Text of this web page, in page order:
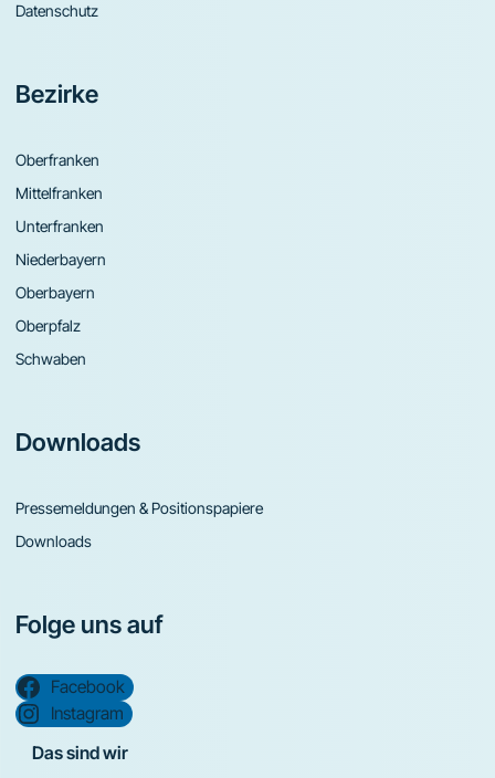
Datenschutz
Bezirke
Oberfranken
Mittelfranken
Unterfranken
Niederbayern
Oberbayern
Oberpfalz
Schwaben
Downloads
Pressemeldungen & Positionspapiere
Downloads
Folge uns auf
Facebook
Instagram
Das sind wir